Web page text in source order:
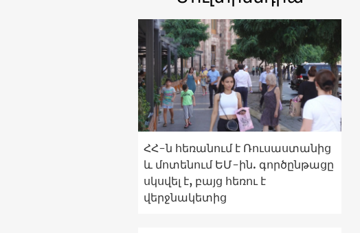
ՀՀ-ն հեռանում է Ռուսաստանից
և մոտենում ԵՄ-ին. գործընթացը
սկսվել է, բայց հեռու է
վերջնակետից